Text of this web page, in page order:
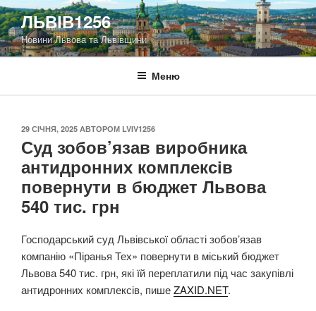
Перейти
до
вмісту
ЛЬВІВ1256
Новини Львова та Львівщини
Меню
ОПУБЛІКОВАНО
29 СІЧНЯ, 2025 АВТОРОМ LVIV1256
Суд зобов’язав виробника
антидронних комплексів
повернути в бюджет Львова
540 тис. грн
Господарський суд Львівської області зобов’язав
компанію «Піранья Тех» повернути в міський бюджет
Львова 540 тис. грн, які їй переплатили під час закупівлі
антидронних комплексів, пишеZAXID.NET.